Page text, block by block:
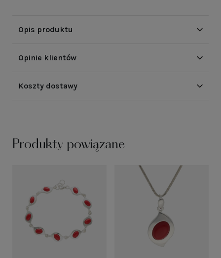
Opis produktu
Opinie klientów
Koszty dostawy
Produkty powiązane